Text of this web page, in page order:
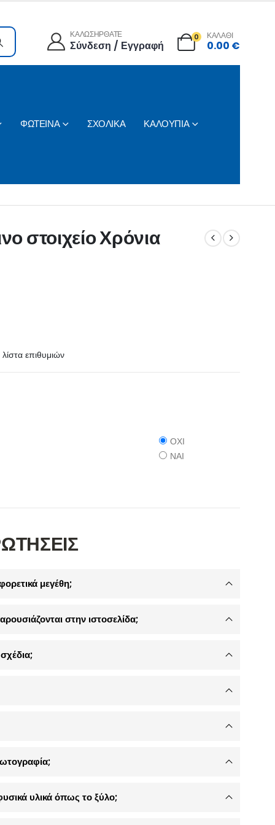
ΚΑΛΩΣΗΡΘΑΤΕ
Σύνδεση / Εγγραφή
0 ΚΑΛΑΘΙ
0.00 €
ΦΩΤΕΙΝΑ ΣΧΟΛΙΚΑ ΚΑΛΟΥΠΙΑ
στοιχείο Χρόνια
επιθυμιών
ΟΧΙ
ΝΑΙ
μεγέθη;
στην ιστοσελίδα;
υλικά όπως το ξύλο;